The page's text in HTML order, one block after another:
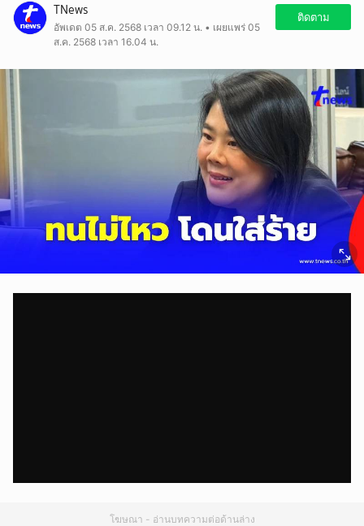
TNews
อัพเดต 05 ส.ค. 2568 เวลา 09.12 น. • เผยแพร่ 05
ส.ค. 2568 เวลา 16.04 น.
ติดตาม
โฆษณา - อ่านบทความต่อด้านล่าง